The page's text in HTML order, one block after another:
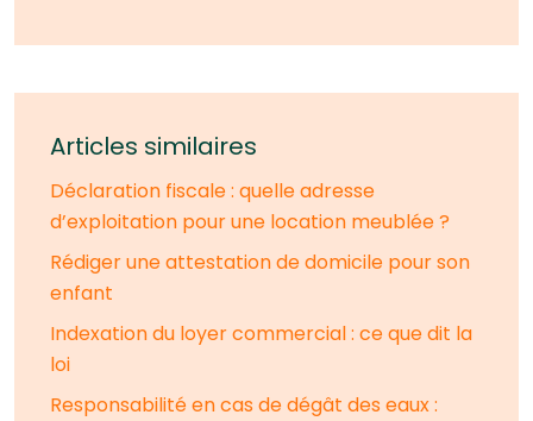
Articles similaires
Déclaration fiscale : quelle adresse
d’exploitation pour une location meublée ?
Rédiger une attestation de domicile pour son
enfant
Indexation du loyer commercial : ce que dit la
loi
Responsabilité en cas de dégât des eaux :